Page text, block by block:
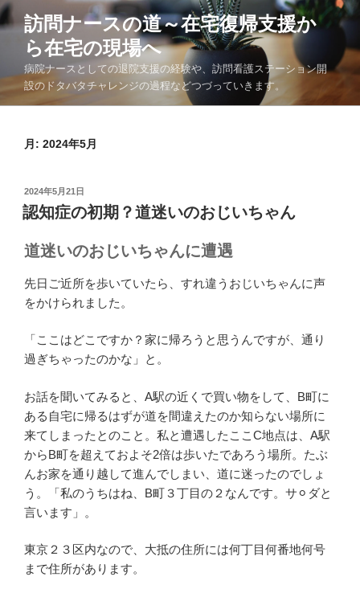
コ
ン
へ
訪問ナースの道～在宅復帰支援か
ら在宅の現場へ
病院ナースとしての退院支援の経験や、訪問看護ステーション開
設のドタバタチャレンジの過程などつづっていきます。
月: 2024年5月
投
稿
日:
2024年5月21日
認知症の初期？道迷いのおじいちゃん
道迷いのおじいちゃんに遭遇
先日ご近所を歩いていたら、すれ違うおじいちゃんに声
をかけられました。
「ここはどこですか？家に帰ろうと思うんですが、通り
過ぎちゃったのかな」と。
お話を聞いてみると、A駅の近くで買い物をして、B町に
ある自宅に帰るはずが道を間違えたのか知らない場所に
来てしまったとのこと。私と遭遇したここC地点は、A駅
からB町を超えておよそ2倍は歩いたであろう場所。たぶ
んお家を通り越して進んでしまい、道に迷ったのでしょ
う。「私のうちはね、B町３丁目の２なんです。サ⚪︎ダと
言います」。
東京２３区内なので、大抵の住所には何丁目何番地何号
まで住所があります。